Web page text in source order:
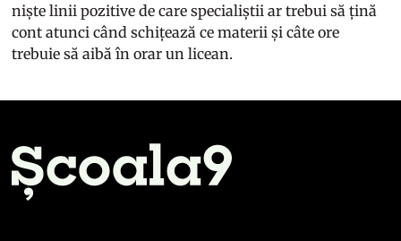
niște linii pozitive de care specialiștii ar trebui să țină
cont atunci când schițează ce materii și câte ore
trebuie să aibă în orar un licean.